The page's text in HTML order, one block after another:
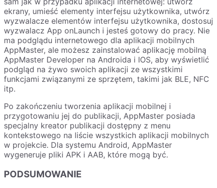
ekrany, umieść elementy interfejsu użytkownika, utwórz
wyzwalacze elementów interfejsu użytkownika, dostosuj
wyzwalacz App onLaunch i jesteś gotowy do pracy. Nie
ma podglądu internetowego dla aplikacji mobilnych
AppMaster, ale możesz zainstalować aplikację mobilną
AppMaster Developer na Androida i IOS, aby wyświetlić
podgląd na żywo swoich aplikacji ze wszystkimi
funkcjami związanymi ze sprzętem, takimi jak BLE, NFC
itp.
Po zakończeniu tworzenia aplikacji mobilnej i
przygotowaniu jej do publikacji, AppMaster posiada
specjalny kreator publikacji dostępny z menu
kontekstowego na liście wszystkich aplikacji mobilnych
w projekcie. Dla systemu Android, AppMaster
wygeneruje pliki APK i AAB, które mogą być.
PODSUMOWANIE